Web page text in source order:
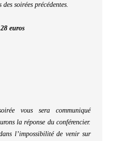
soirées précédentes.
euros
vous sera communiqué
la réponse du conférencier.
l’impossibilité de venir sur